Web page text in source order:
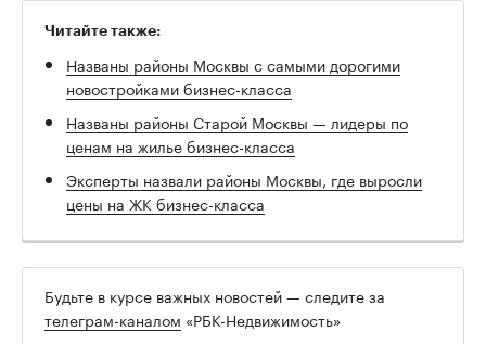
Читайте также:
Названы районы Москвы с самыми дорогими
новостройками бизнес-класса
Названы районы Старой Москвы — лидеры по
ценам на жилье бизнес-класса
Эксперты назвали районы Москвы, где выросли
цены на ЖК бизнес-класса
Будьте в курсе важных новостей — следите за
телеграм-каналом «РБК-Недвижимость»